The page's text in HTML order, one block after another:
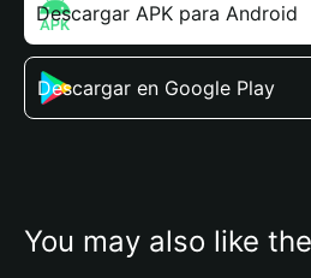
Descargar APK para Android
Descargar en Google Play
You may also like